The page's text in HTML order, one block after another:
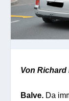
Von
Balve. Da